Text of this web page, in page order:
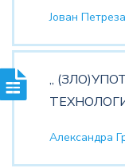
Јован
„
Александра